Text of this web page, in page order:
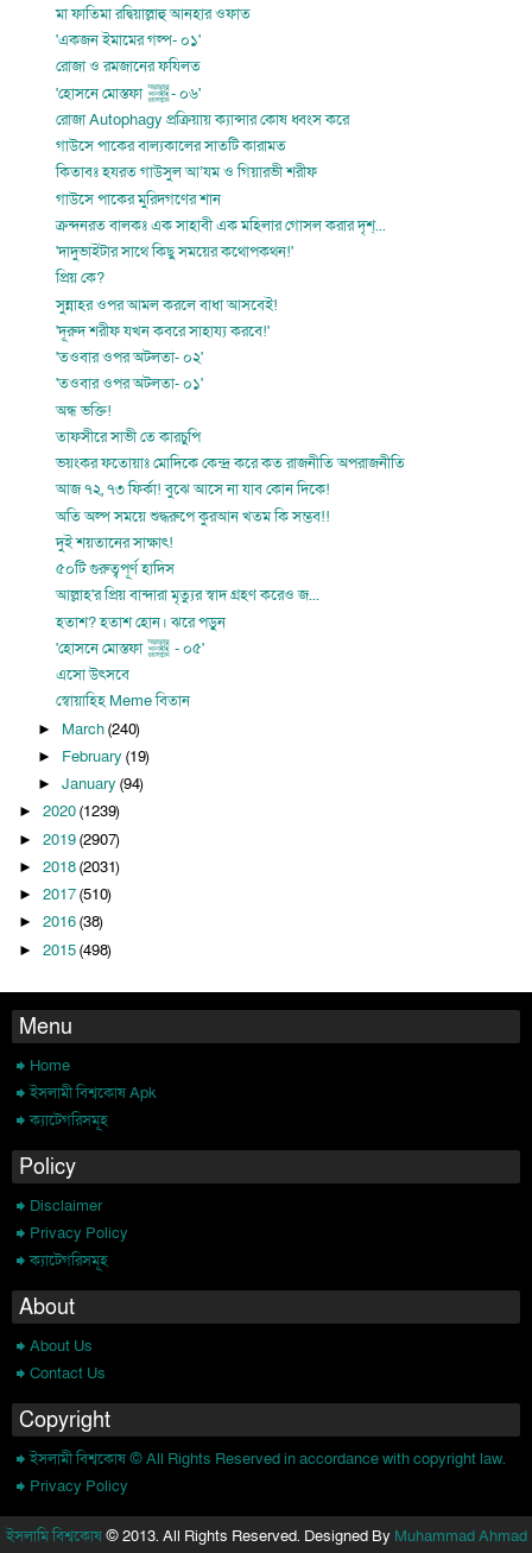
মা ফাতিমা রদ্বিয়াল্লাহু আনহার ওফাত
'একজন ইমামের গল্প- ০১'
রোজা ও রমজানের ফযিলত
'হোসনে মোস্তফা ﷺ- ০৬'
রোজা Autophagy প্রক্রিয়ায় ক্যান্সার কোষ ধ্বংস করে
গাউসে পাকের বাল্যকালের সাতটি কারামত
কিতাবঃ হযরত গাউসুল আ’যম ও গিয়ারভী শরীফ
গাউসে পাকের মুরিদগণের শান
ক্রন্দনরত বালকঃ এক সাহাবী এক মহিলার গোসল করার দৃশ্...
'দাদুভাইটার সাথে কিছু সময়ের কথোপকথন!'
প্রিয় কে?
সুন্নাহর ওপর আমল করলে বাধা আসবেই!
'দূরুদ শরীফ যখন কবরে সাহায্য করবে!'
'তওবার ওপর অটলতা- ০২'
'তওবার ওপর অটলতা- ০১'
অন্ধ ভক্তি!
তাফসীরে সাভী তে কারচুপি
ভয়ংকর ফতোয়াঃ মোদিকে কেন্দ্র করে কত রাজনীতি অপরাজনীতি
আজ ৭২, ৭৩ ফির্কা! বুঝে আসে না যাব কোন দিকে!
অতি অল্প সময়ে শুদ্ধরুপে কুরআন খতম কি সম্ভব!!
দুই শয়তানের সাক্ষাৎ!
৫০টি গুরুত্বপূর্ণ হাদিস
আল্লাহ'র প্রিয় বান্দারা মৃত্যুর স্বাদ গ্রহণ করেও জ...
হতাশ? হতাশ হোন। ঝরে পড়ুন
'হোসনে মোস্তফা ﷺ - ০৫'
এসো উৎসবে
স্বোয়াহিহ Meme বিতান
► March(240)
► February (19)
► January (94)
► 2020(1239)
► 2019(2907)
► 2018(2031)
► 2017(510)
► 2016(38)
► 2015(498)
Menu
Home
ইসলামী বিশ্বকোষ Apk
ক্যাটেগরিসমূহ
Policy
Disclaimer
Privacy Policy
ক্যাটেগরিসমূহ
About
About Us
Contact Us
Copyright
ইসলামী বিশ্বকোষ © All Rights Reserved in accordance with copyright law.
Privacy Policy
ইসলামি বিশ্বকোষ© 2013. All Rights Reserved. Designed By Muhammad Ahmad